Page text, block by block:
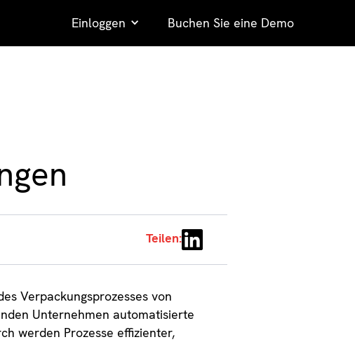
Einloggen Buchen Sie eine Demo
Teilen:
Verpackungsprozesses von
Unternehmen automatisierte
werden Prozesse effizienter,